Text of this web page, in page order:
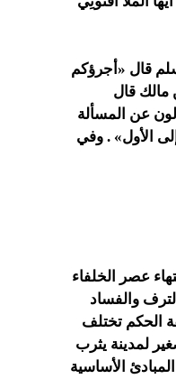
قال «أجرؤكم
مالك قال
عن المسألة
الأول» . وفي
عصر الخلفاء
والفساد
الحكم تختلف
لمدينة يثرب
الأساسية